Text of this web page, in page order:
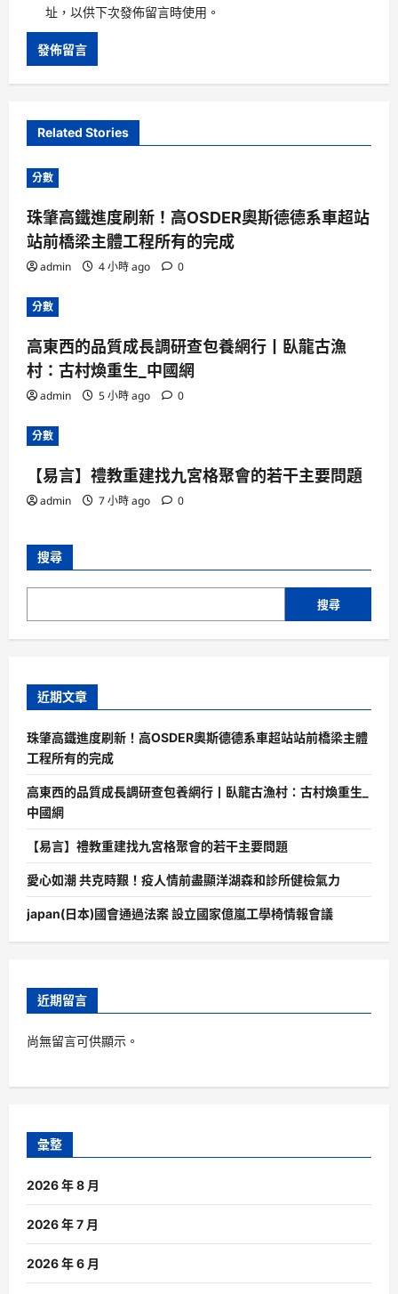
址，以供下次發佈留言時使用。
Related Stories
分數
珠肇高鐵進度刷新！高OSDER奧斯德德系車超站
站前橋梁主體工程所有的完成
admin 4 小時 ago 0
分數
高東西的品質成長調研查包養網行丨臥龍古漁
村：古村煥重生_中國網
admin 5 小時 ago 0
分數
【易言】禮教重建找九宮格聚會的若干主要問題
admin 7 小時 ago 0
搜尋
搜尋
近期文章
珠肇高鐵進度刷新！高OSDER奧斯德德系車超站站前橋梁主體
工程所有的完成
高東西的品質成長調研查包養網行丨臥龍古漁村：古村煥重生_
中國網
【易言】禮教重建找九宮格聚會的若干主要問題
愛心如潮 共克時艱！疫人情前盡顯洋湖森和診所健檢氣力
japan(日本)國會通過法案 設立國家億嵐工學椅情報會議
近期留言
尚無留言可供顯示。
彙整
2026 年 8 月
2026 年 7 月
2026 年 6 月